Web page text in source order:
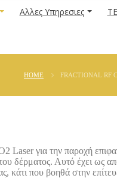
Αλλες Υπηρεσιες
HOME FRACTIONAL
για την παροχή
δέρματος. Αυτό έχει ως
που βοηθά στην